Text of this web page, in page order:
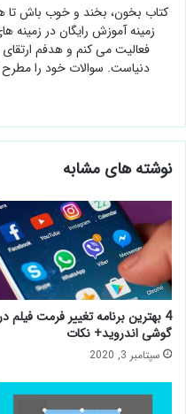
کتاب بخون، بخند و خوب باش تا
زمینه آموزش رایگان در زمینه
فعالیت می کنم و هدفم
دنیاست. سوالات خود را
نوشته های مشابه
4 بهترین برنامه تغییر فرمت فیلم
گوشی اندروید+ نکات
سپتامبر 3, 2020